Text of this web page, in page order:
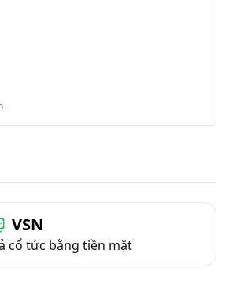
VSN
cổ tức bằng tiền mặt